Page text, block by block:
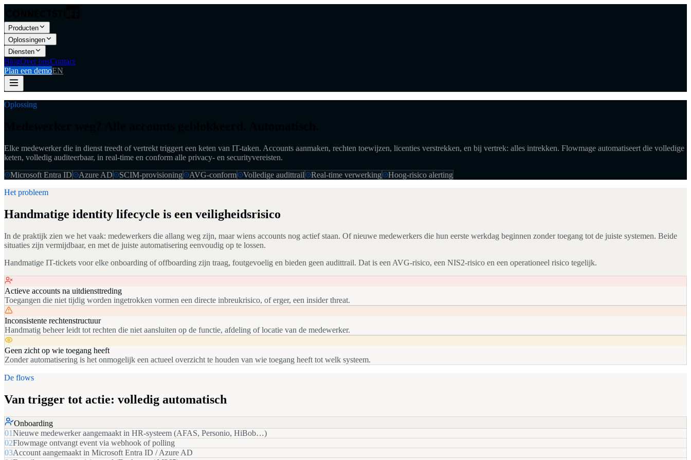
Producten
Oplossingen
Diensten
BlogOver onsContact
Plan een demoEN
Oplossing
Elke medewerker die in dienst treedt of vertrekt triggert een keten van IT-taken. Accounts aanmaken, rechten toewijzen, licenties verstrekken, en bij vertrek: alles intrekken. Flowmage automatiseert die volledige
keten, volledig auditeerbaar, in real-time en conform alle privacy- en securityvereisten.
Microsoft Entra ID
Azure AD SCIM-provisioning AVG-conform Volledige audittrail Real-time verwerking
Hoog-risico alerting
Het probleem
Handmatige identity lifecycle is een veiligheidsrisico
In de praktijk zien we het vaak: medewerkers die allang weg zijn, maar wiens accounts nog actief staan. Of nieuwe medewerkers die hun eerste werkdag beginnen zonder toegang tot de juiste systemen. Beide
situaties zijn vermijdbaar, en met de juiste automatisering eenvoudig op te lossen.
Handmatige IT-tickets voor elke onboarding of offboarding zijn traag, foutgevoelig en bieden geen audittrail. Dat is een AVG-risico, een NIS2-risico en een operationeel risico tegelijk.
Actieve accounts na uitdiensttreding
Toegangen die niet tijdig worden ingetrokken vormen een directe inbreukrisico, of erger, een insider threat.
Inconsistente rechtenstructuur
Handmatig beheer leidt tot rechten die niet aansluiten op de functie, afdeling of locatie van de medewerker.
Geen zicht op wie toegang heeft
Zonder automatisering is het onmogelijk een actueel overzicht te houden van wie toegang heeft tot welk systeem.
De flows
Van trigger tot actie: volledig automatisch
Onboarding
01Nieuwe medewerker aangemaakt in HR-systeem (AFAS, Personio, HiBob…)
02Flowmage ontvangt event via webhook of polling
03Account aangemaakt in Microsoft Entra ID / Azure AD